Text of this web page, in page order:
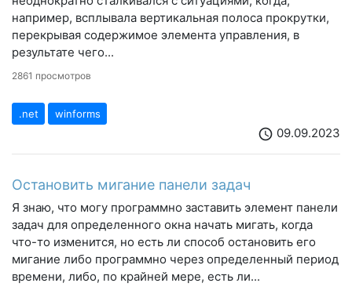
например, всплывала вертикальная полоса прокрутки,
перекрывая содержимое элемента управления, в
результате чего...
2861 просмотров
.net winforms
schedule 09.09.2023
Остановить мигание панели задач
Я знаю, что могу программно заставить элемент панели
задач для определенного окна начать мигать, когда
что-то изменится, но есть ли способ остановить его
мигание либо программно через определенный период
времени, либо, по крайней мере, есть ли...